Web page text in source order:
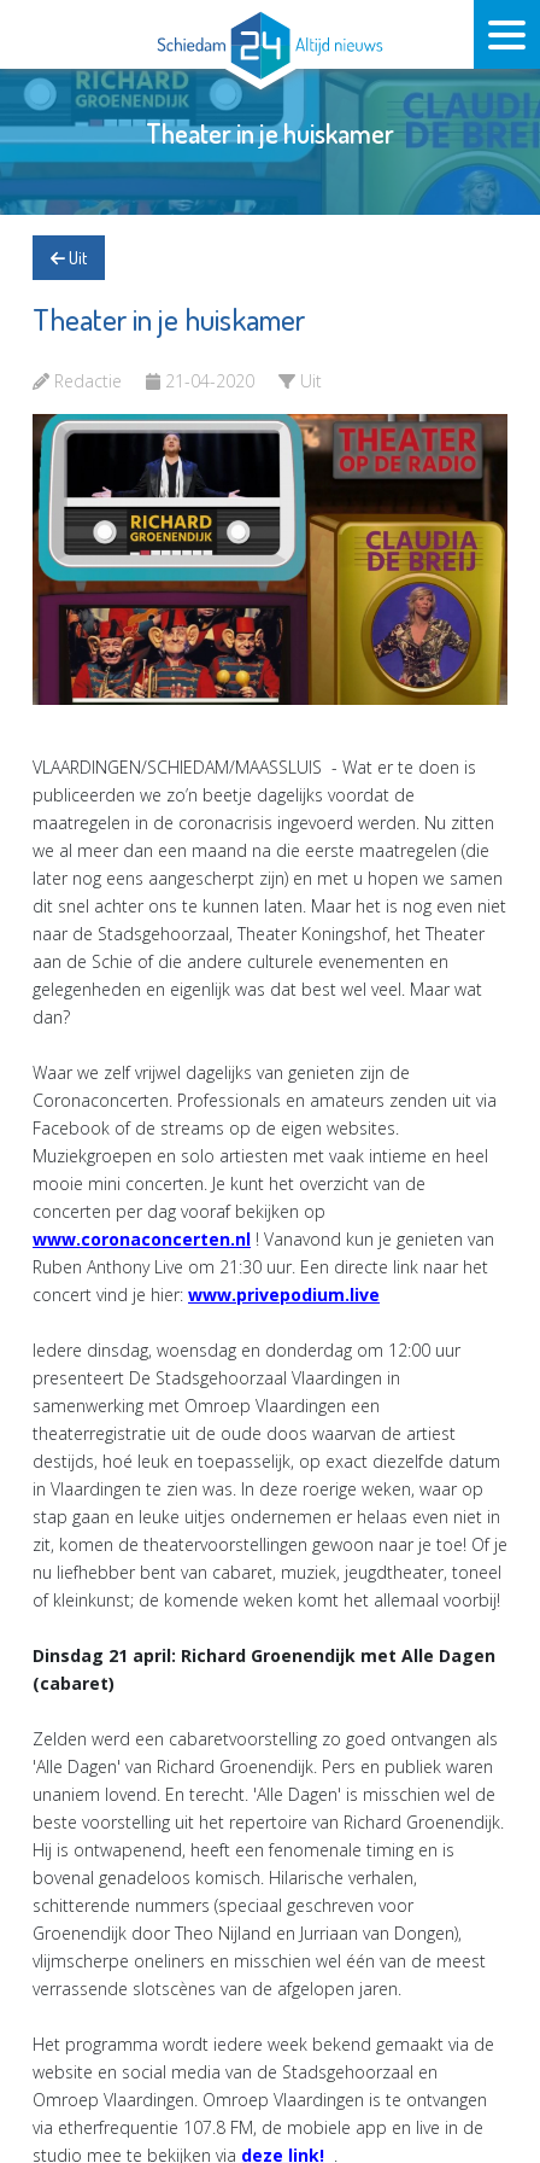
Theater in je huiskamer
Uit
Theater in je huiskamer
Redactie 21-04-2020 Uit
VLAARDINGEN/SCHIEDAM/MAASSLUIS - Wat er te doen is
publiceerden we zo’n beetje dagelijks voordat de
maatregelen in de coronacrisis ingevoerd werden. Nu zitten
we al meer dan een maand na die eerste maatregelen (die
later nog eens aangescherpt zijn) en met u hopen we samen
dit snel achter ons te kunnen laten. Maar het is nog even niet
naar de Stadsgehoorzaal, Theater Koningshof, het Theater
aan de Schie of die andere culturele evenementen en
gelegenheden en eigenlijk was dat best wel veel. Maar wat
dan?
Waar we zelf vrijwel dagelijks van genieten zijn de
Coronaconcerten. Professionals en amateurs zenden uit via
Facebook of de streams op de eigen websites.
Muziekgroepen en solo artiesten met vaak intieme en heel
mooie mini concerten. Je kunt het overzicht van de
concerten per dag vooraf bekijken op
www.coronaconcerten.nl ! Vanavond kun je genieten van
Ruben Anthony Live om 21:30 uur. Een directe link naar het
concert vind je hier: www.privepodium.live
Iedere dinsdag, woensdag en donderdag om 12:00 uur
presenteert De Stadsgehoorzaal Vlaardingen in
samenwerking met Omroep Vlaardingen een
theaterregistratie uit de oude doos waarvan de artiest
destijds, hoé leuk en toepasselijk, op exact diezelfde datum
in Vlaardingen te zien was. In deze roerige weken, waar op
stap gaan en leuke uitjes ondernemen er helaas even niet in
zit, komen de theatervoorstellingen gewoon naar je toe! Of je
nu liefhebber bent van cabaret, muziek, jeugdtheater, toneel
of kleinkunst; de komende weken komt het allemaal voorbij!
Dinsdag 21 april: Richard Groenendijk met Alle Dagen
(cabaret)
Zelden werd een cabaretvoorstelling zo goed ontvangen als
'Alle Dagen' van Richard Groenendijk. Pers en publiek waren
unaniem lovend. En terecht. 'Alle Dagen' is misschien wel de
beste voorstelling uit het repertoire van Richard Groenendijk.
Hij is ontwapenend, heeft een fenomenale timing en is
bovenal genadeloos komisch. Hilarische verhalen,
schitterende nummers (speciaal geschreven voor
Groenendijk door Theo Nijland en Jurriaan van Dongen),
vlijmscherpe oneliners en misschien wel één van de meest
verrassende slotscènes van de afgelopen jaren.
Het programma wordt iedere week bekend gemaakt via de
website en social media van de Stadsgehoorzaal en
Omroep Vlaardingen. Omroep Vlaardingen is te ontvangen
via etherfrequentie 107.8 FM, de mobiele app en live in de
studio mee te bekijken via deze link!